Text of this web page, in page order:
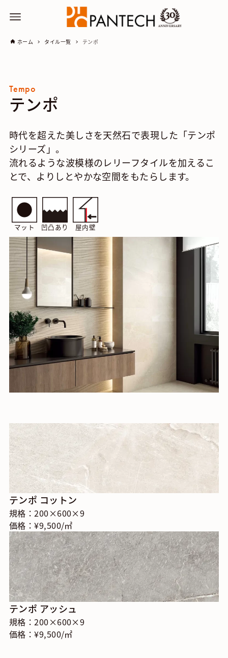
ホーム タイル一覧 テンポ
Tempo
テンポ
時代を超えた美しさを天然石で表現した「テンポ
シリーズ」。
流れるような波模様のレリーフタイルを加えるこ
とで、よりしとやかな空間をもたらします。
マット 凹凸あり 屋内壁
テンポ コットン
規格：200×600×9
価格：¥9,500/㎡
テンポ アッシュ
規格：200×600×9
価格：¥9,500/㎡